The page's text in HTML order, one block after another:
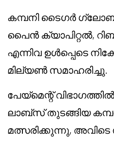
കമ്പനി ടൈഗർ
പൈൻ ക്യാപിറ്റൽ,
എന്നിവ ഉൾപ്പെടെ
മില്യൺ സമാഹരിച്ചു.
പേയ്മെന്റ്
ലാബ്സ് തുടങ്ങിയ
മത്സരിക്കുന്നു, അവിടെ